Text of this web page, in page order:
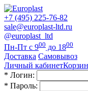
+7 (495) 225-76-82
sale@europlast-ltd.ru
@europlast_ltd
Пн-Пт с 900 до 1800
Доставка Самовывоз
Личный кабинет
* Логин:
* Пароль: